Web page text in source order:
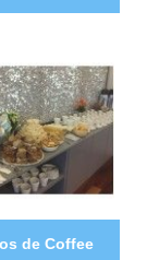
de Coffee